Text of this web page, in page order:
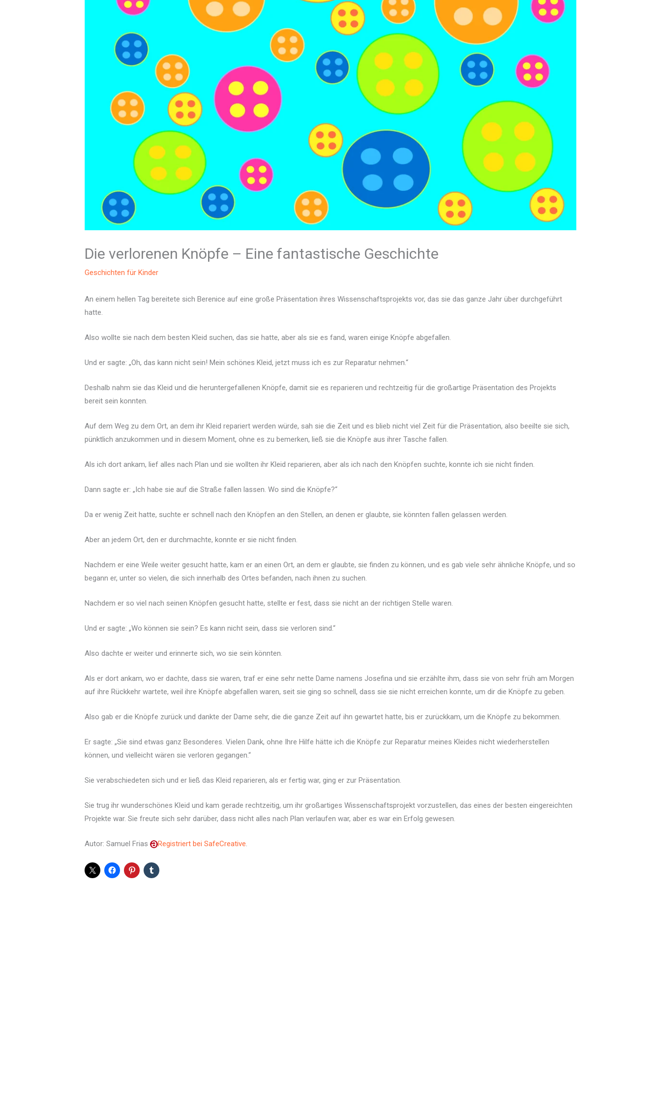
Die verlorenen Knöpfe – Eine fantastische Geschichte
Geschichten für Kinder
An einem hellen Tag bereitete sich Berenice auf eine große Präsentation ihres Wissenschaftsprojekts vor, das sie das ganze Jahr über durchgeführt
hatte.
Also wollte sie nach dem besten Kleid suchen, das sie hatte, aber als sie es fand, waren einige Knöpfe abgefallen.
Und er sagte: „Oh, das kann nicht sein! Mein schönes Kleid, jetzt muss ich es zur Reparatur nehmen.“
Deshalb nahm sie das Kleid und die heruntergefallenen Knöpfe, damit sie es reparieren und rechtzeitig für die großartige Präsentation des Projekts
bereit sein konnten.
Auf dem Weg zu dem Ort, an dem ihr Kleid repariert werden würde, sah sie die Zeit und es blieb nicht viel Zeit für die Präsentation, also beeilte sie sich,
pünktlich anzukommen und in diesem Moment, ohne es zu bemerken, ließ sie die Knöpfe aus ihrer Tasche fallen.
Als ich dort ankam, lief alles nach Plan und sie wollten ihr Kleid reparieren, aber als ich nach den Knöpfen suchte, konnte ich sie nicht finden.
Dann sagte er: „Ich habe sie auf die Straße fallen lassen. Wo sind die Knöpfe?“
Da er wenig Zeit hatte, suchte er schnell nach den Knöpfen an den Stellen, an denen er glaubte, sie könnten fallen gelassen werden.
Aber an jedem Ort, den er durchmachte, konnte er sie nicht finden.
Nachdem er eine Weile weiter gesucht hatte, kam er an einen Ort, an dem er glaubte, sie finden zu können, und es gab viele sehr ähnliche Knöpfe, und so
begann er, unter so vielen, die sich innerhalb des Ortes befanden, nach ihnen zu suchen.
Nachdem er so viel nach seinen Knöpfen gesucht hatte, stellte er fest, dass sie nicht an der richtigen Stelle waren.
Und er sagte: „Wo können sie sein? Es kann nicht sein, dass sie verloren sind.“
Also dachte er weiter und erinnerte sich, wo sie sein könnten.
Als er dort ankam, wo er dachte, dass sie waren, traf er eine sehr nette Dame namens Josefina und sie erzählte ihm, dass sie von sehr früh am Morgen
auf ihre Rückkehr wartete, weil ihre Knöpfe abgefallen waren, seit sie ging so schnell, dass sie sie nicht erreichen konnte, um dir die Knöpfe zu geben.
Also gab er die Knöpfe zurück und dankte der Dame sehr, die die ganze Zeit auf ihn gewartet hatte, bis er zurückkam, um die Knöpfe zu bekommen.
Er sagte: „Sie sind etwas ganz Besonderes. Vielen Dank, ohne Ihre Hilfe hätte ich die Knöpfe zur Reparatur meines Kleides nicht wiederherstellen
können, und vielleicht wären sie verloren gegangen.“
Sie verabschiedeten sich und er ließ das Kleid reparieren, als er fertig war, ging er zur Präsentation.
Sie trug ihr wunderschönes Kleid und kam gerade rechtzeitig, um ihr großartiges Wissenschaftsprojekt vorzustellen, das eines der besten eingereichten
Projekte war. Sie freute sich sehr darüber, dass nicht alles nach Plan verlaufen war, aber es war ein Erfolg gewesen.
Autor: Samuel Frias Registriert bei SafeCreative.